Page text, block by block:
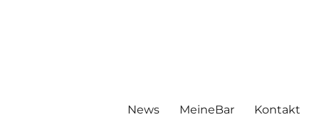
News MeineBar Kontakt